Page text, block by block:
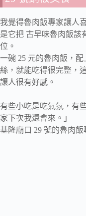
我覺得魯肉飯專家讓人
是它把 古早味魯肉飯該
位。
一碗 25 元的魯肉飯，
絲，就能吃得很完整，
讓人很有好感。
有些小吃是吃氣氛，有
家下次我還會來。」
基隆廟口 29 號的魯肉